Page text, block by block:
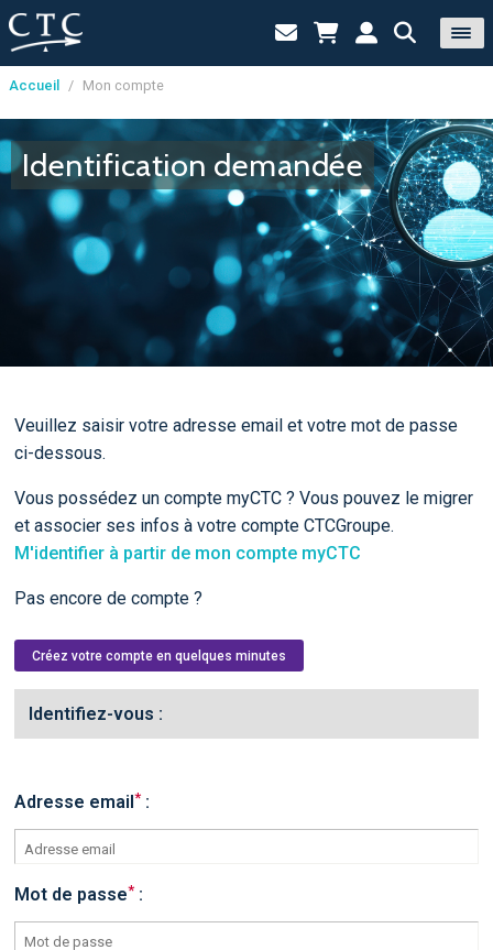
Panneau de gestion des cookies
Accueil / Mon compte
Identification demandée
Veuillez saisir votre adresse email et votre mot de passe
ci-dessous.
Vous possédez un compte myCTC ? Vous pouvez le migrer
et associer ses infos à votre compte CTCGroupe.
M'identifier à partir de mon compte myCTC
Pas encore de compte ?
Créez votre compte en quelques minutes
Identifiez-vous :
Adresse email*:
Mot de passe*: